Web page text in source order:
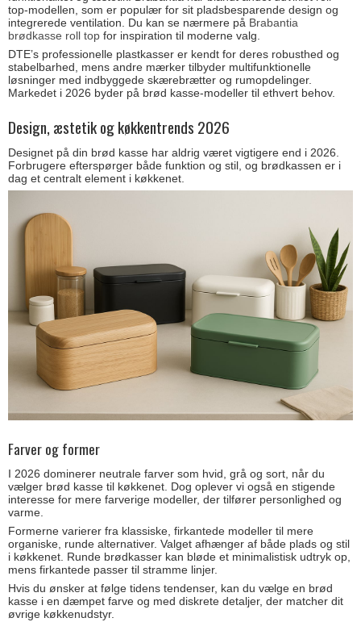
top-modellen, som er populær for sit pladsbesparende design og
integrerede ventilation. Du kan se nærmere på Brabantia
brødkasse roll top for inspiration til moderne valg.
DTE’s professionelle plastkasser er kendt for deres robusthed og
stabelbarhed, mens andre mærker tilbyder multifunktionelle
løsninger med indbyggede skærebrætter og rumopdelinger.
Markedet i 2026 byder på brød kasse-modeller til ethvert behov.
Design, æstetik og køkkentrends 2026
Designet på din brød kasse har aldrig været vigtigere end i 2026.
Forbrugere efterspørger både funktion og stil, og brødkassen er i
dag et centralt element i køkkenet.
Farver og former
I 2026 dominerer neutrale farver som hvid, grå og sort, når du
vælger brød kasse til køkkenet. Dog oplever vi også en stigende
interesse for mere farverige modeller, der tilfører personlighed og
varme.
Formerne varierer fra klassiske, firkantede modeller til mere
organiske, runde alternativer. Valget afhænger af både plads og stil
i køkkenet. Runde brødkasser kan bløde et minimalistisk udtryk op,
mens firkantede passer til stramme linjer.
Hvis du ønsker at følge tidens tendenser, kan du vælge en brød
kasse i en dæmpet farve og med diskrete detaljer, der matcher dit
øvrige køkkenudstyr.